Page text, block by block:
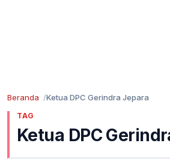
Beranda Ketua DPC Gerindra Jepara
TAG
Ketua DPC